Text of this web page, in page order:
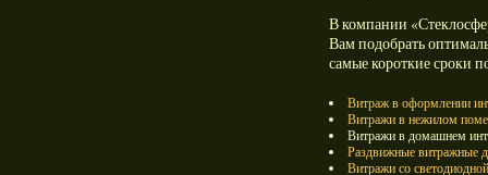
В компании
Вам подобрать
самые короткие сроки
Витраж в оформлении
Витражи в нежилом
Витражи в домашнем
Раздвижные витражные
Витражи со